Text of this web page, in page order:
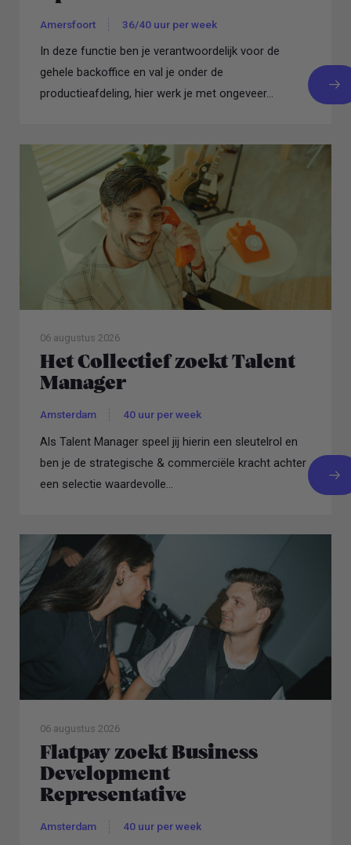
Amersfoort 36/40 uur per week
In deze functie ben je verantwoordelijk voor de
gehele backoffice en val je onder de
productieafdeling, hier werk je met ongeveer...
06 augustus 2026
Het Collectief zoekt Talent
Manager
Amsterdam 40 uur per week
Als Talent Manager speel jij hierin een sleutelrol en
ben je de strategische & commerciële kracht achter
een selectie waardevolle...
06 augustus 2026
Flatpay zoekt Business
Development
Representative
Amsterdam 40 uur per week